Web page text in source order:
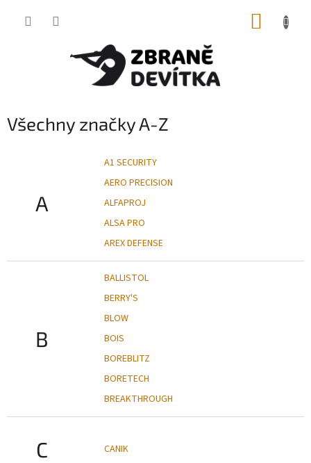
Všechny značky A-Z
A
A1 SECURITY
AERO PRECISION
ALFAPROJ
ALSA PRO
AREX DEFENSE
B
BALLISTOL
BERRY'S
BLOW
BOIS
BOREBLITZ
BORETECH
BREAKTHROUGH
C CANIK